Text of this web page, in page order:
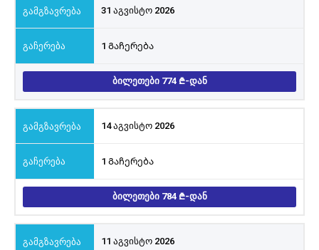
31 აგვისტო 2026
1 Გაჩერება
ᲑᲘᲚᲔᲗᲔᲑᲘ 774 -ᲓᲐᲜ
14 აგვისტო 2026
1 Გაჩერება
ᲑᲘᲚᲔᲗᲔᲑᲘ 784 -ᲓᲐᲜ
11 აგვისტო 2026